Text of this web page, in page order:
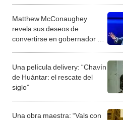
Matthew McConaughey
revela sus deseos de
convertirse en gobernador de
Una película delivery: “Chavín
de Huántar: el rescate del
siglo”
Una obra maestra: “Vals con